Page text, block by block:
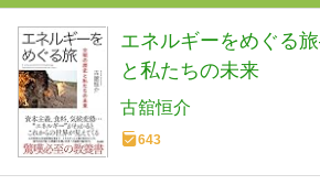
エネルギーをめぐる
と私たちの未来
古舘恒介
643